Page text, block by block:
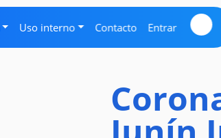
Uso interno Contacto Entrar